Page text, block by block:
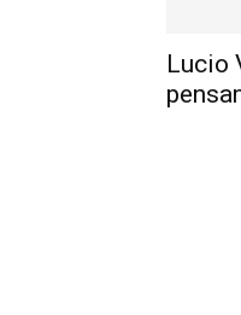
Lucio